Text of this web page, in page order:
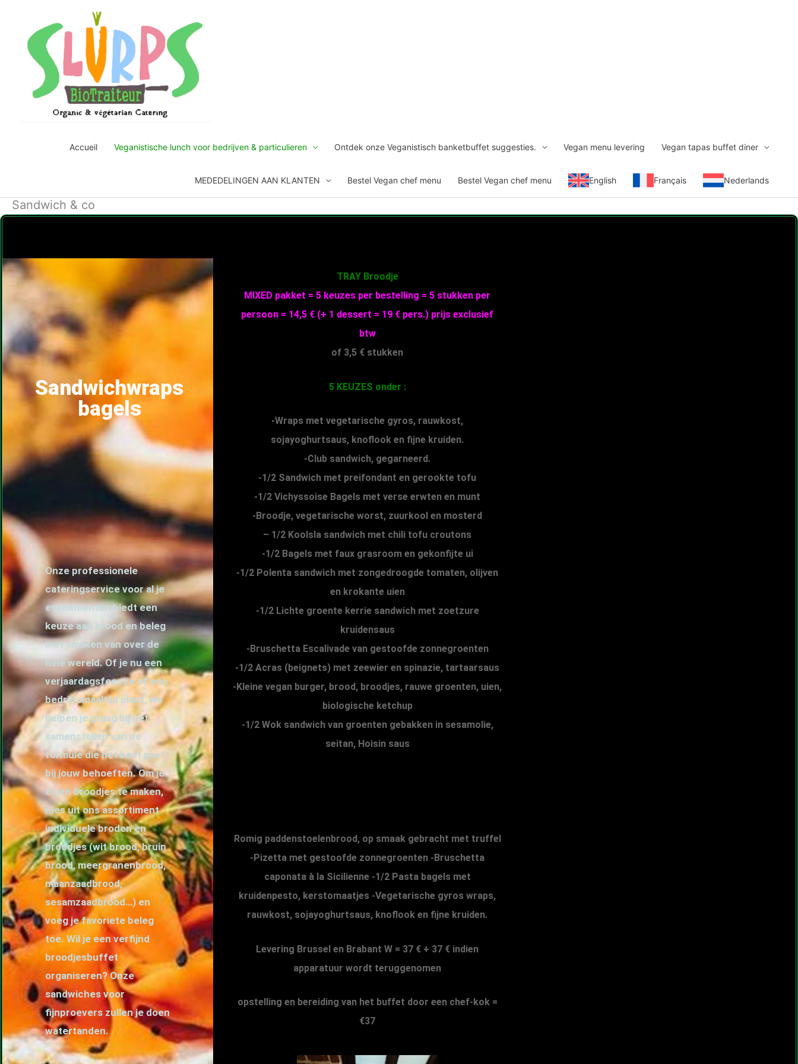
Accueil Veganistische lunch voor bedrijven & particulieren Ontdek onze Veganistisch banketbuffet suggesties. Vegan menu levering Vegan tapas buffet diner
MEDEDELINGEN AAN KLANTEN Bestel Vegan chef menu Bestel Vegan chef menu English Français Nederlands
Sandwich & co
Sandwichwraps
bagels
Onze professionele
cateringservice voor al je
evenementen biedt een
keuze aan brood en beleg
met smaken van over de
hele wereld. Of je nu een
verjaardagsfeestje of een
bedrijfsmaaltijd plant, we
helpen je graag bij het
samenstellen van de
formule die het best past
bij jouw behoeften.Om je
eigen broodjes te maken,
Kies uit ons assortiment
individuele broden en
broodjes (wit brood, bruin
brood, meergranenbrood,
maanzaadbrood,
sesamzaadbrood…) en
voeg je favoriete beleg
toe. Wil je een verfijnd
broodjesbuffet
organiseren? Onze
sandwiches voor
fijnproevers zullen je doen
watertanden.
TRAY Broodje
MIXED pakket = 5 keuzes per bestelling = 5 stukken per
persoon = 14,5 € (+ 1 dessert = 19 € pers.) prijs exclusief
btw
of 3,5 € stukken
5 KEUZES onder :
-Wraps met vegetarische gyros, rauwkost,
sojayoghurtsaus, knoflook en fijne kruiden.
-Club sandwich, gegarneerd.
-1/2 Sandwich met preifondant en gerookte tofu
-1/2 Vichyssoise Bagels met verse erwten en munt
-Broodje, vegetarische worst, zuurkool en mosterd
– 1/2 Koolsla sandwich met chili tofu croutons
-1/2 Bagels met faux grasroom en gekonfijte ui
-1/2 Polenta sandwich met zongedroogde tomaten, olijven
en krokante uien
-1/2 Lichte groente kerrie sandwich met zoetzure
kruidensaus
-Bruschetta Escalivade van gestoofde zonnegroenten
-1/2 Acras (beignets) met zeewier en spinazie, tartaarsaus
-Kleine vegan burger, brood, broodjes, rauwe groenten, uien,
biologische ketchup
-1/2 Wok sandwich van groenten gebakken in sesamolie,
seitan, Hoisin saus
Romig paddenstoelenbrood, op smaak gebracht met truffel
-Pizetta met gestoofde zonnegroenten -Bruschetta
caponata à la Sicilienne -1/2 Pasta bagels met
kruidenpesto, kerstomaatjes -Vegetarische gyros wraps,
rauwkost, sojayoghurtsaus, knoflook en fijne kruiden.
Levering Brussel en Brabant W = 37 € + 37 € indien
apparatuur wordt teruggenomen
opstelling en bereiding van het buffet door een chef-kok =
€37